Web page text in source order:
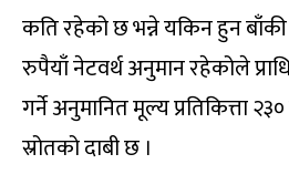
कति रहेको छ भन्ने यकिन हुन
रुपैयाँ नेटवर्थ अनुमान रहेकोले
गर्ने अनुमानित मूल्य प्रतिकित्ता
स्रोतको दाबी छ ।